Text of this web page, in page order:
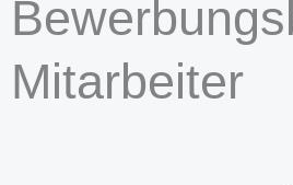
Mitarbeiter